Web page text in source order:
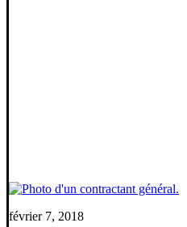
février 7, 2018